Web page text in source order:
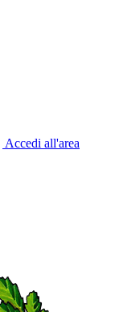
Accedi all'area